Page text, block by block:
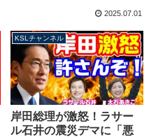
新選組の政策語るラサー
ル【KSLチャンネル】
2025.07.01
KSLチャンネル
岸田総理が激怒！ラサー
ル石井の震災デマに「悪